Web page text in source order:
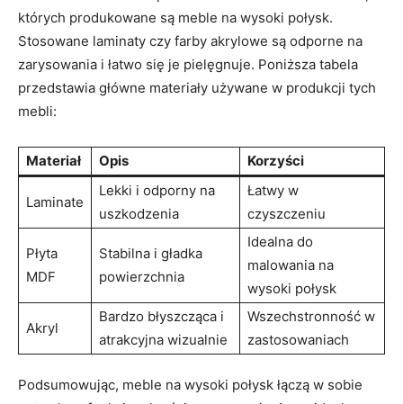
których produkowane są meble na wysoki połysk.
Stosowane laminaty‍ czy ‍farby akrylowe są odporne na
zarysowania⁣ i łatwo się je‌ pielęgnuje. Poniższa tabela
przedstawia główne materiały używane w‌ produkcji tych
mebli:
Materiał Opis Korzyści
Laminate
Lekki i⁣ odporny na
uszkodzenia
Łatwy w
czyszczeniu
Płyta
MDF
Stabilna i ‍gładka
⁣powierzchnia
Idealna do⁤
malowania na‌
wysoki⁢ połysk
Akryl
Bardzo‌ błyszcząca ​i
atrakcyjna wizualnie
Wszechstronność w
zastosowaniach
Podsumowując, meble na wysoki połysk ⁢łączą w sobie